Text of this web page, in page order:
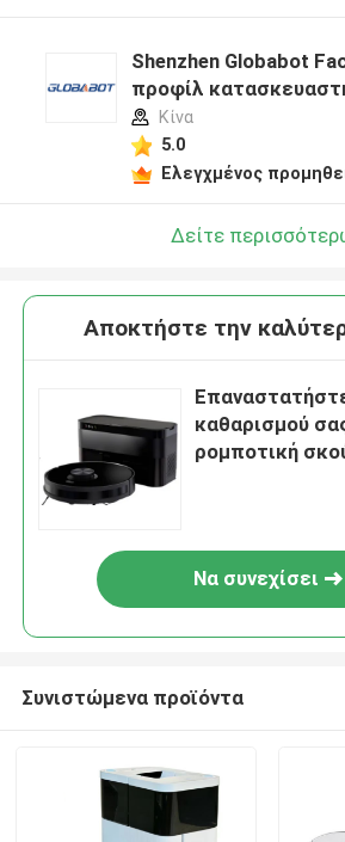
Shenzhen Globabot
προφίλ
Κίνα
5.0
Ελεγχμένος
Δείτε
Αποκτήστε την
καθαρισμού
ρομποτική
Να συνεχίσει
Συνιστώμενα προϊόντα